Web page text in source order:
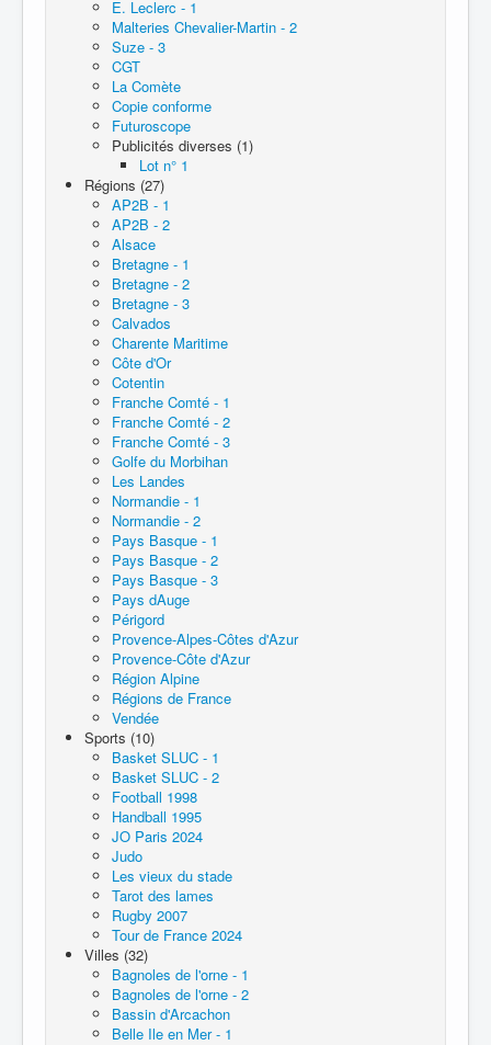
E. Leclerc - 1
Malteries Chevalier-Martin - 2
Suze - 3
CGT
La Comète
Copie conforme
Futuroscope
Publicités diverses (1)
Lot n° 1
Régions (27)
AP2B - 1
AP2B - 2
Alsace
Bretagne - 1
Bretagne - 2
Bretagne - 3
Calvados
Charente Maritime
Côte d'Or
Cotentin
Franche Comté - 1
Franche Comté - 2
Franche Comté - 3
Golfe du Morbihan
Les Landes
Normandie - 1
Normandie - 2
Pays Basque - 1
Pays Basque - 2
Pays Basque - 3
Pays dAuge
Périgord
Provence-Alpes-Côtes d'Azur
Provence-Côte d'Azur
Région Alpine
Régions de France
Vendée
Sports (10)
Basket SLUC - 1
Basket SLUC - 2
Football 1998
Handball 1995
JO Paris 2024
Judo
Les vieux du stade
Tarot des lames
Rugby 2007
Tour de France 2024
Villes (32)
Bagnoles de l'orne - 1
Bagnoles de l'orne - 2
Bassin d'Arcachon
Belle Ile en Mer - 1